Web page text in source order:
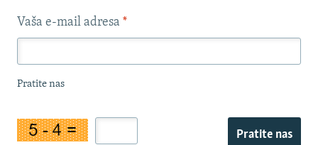
Vaša e-mail adresa *
Pratite nas
Pratite nas